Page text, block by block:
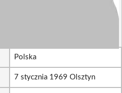
Polska
7 stycznia 1969 Olsztyn